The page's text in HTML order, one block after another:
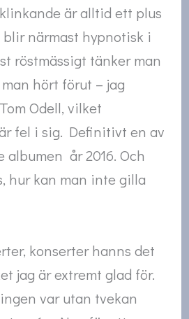
är alltid ett plus
närmast hypnotisk i
röstmässigt tänker man
hört förut – jag
Odell, vilket
fel i sig. Definitivt en av
albumen år 2016. Och
hur kan man inte gilla
konserter hanns det
jag är extremt glad för.
var utan tvekan